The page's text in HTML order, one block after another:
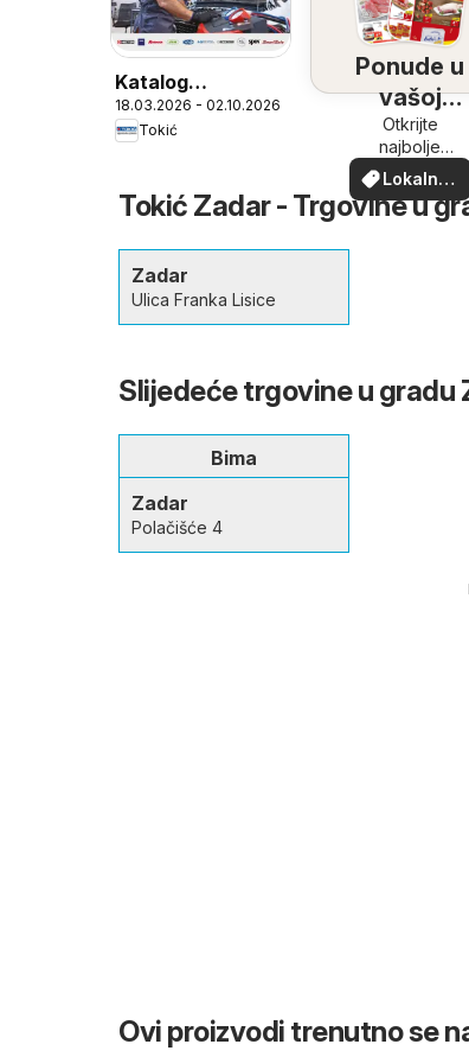
Katalog
Klimatizacijske
Opreme 2026
18.03.2026 - 02.10.2026
Tokić
Ponude u
vašoj
blizini
Otkrijte
najbolje
ponude u
vašoj blizini
Lokalne
ponude
Tokić Zadar - Trgovine u
Zadar
Ulica Franka Lisice
Slijedeće trgovine u gradu
Bima
Zadar
Polačišće 4
Ovi proizvodi trenutno se